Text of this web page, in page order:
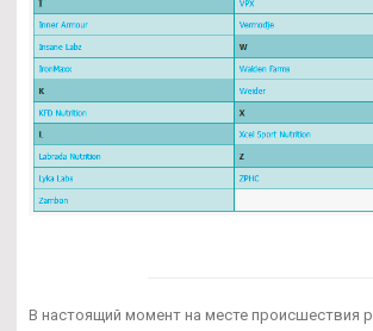
В настоящий момент на месте происшествия